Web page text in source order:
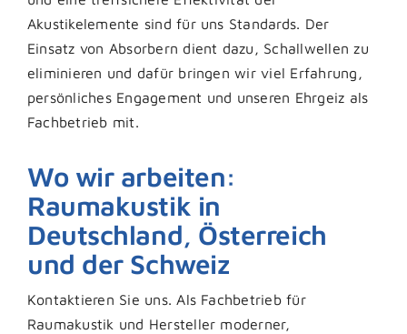
Akustikelemente sind für uns Standards. Der
Einsatz von Absorbern dient dazu, Schallwellen zu
eliminieren und dafür bringen wir viel Erfahrung,
persönliches Engagement und unseren Ehrgeiz als
Fachbetrieb mit.
Wo wir arbeiten:
Raumakustik in
Deutschland, Österreich
und der Schweiz
Kontaktieren Sie uns. Als Fachbetrieb für
Raumakustik und Hersteller moderner,